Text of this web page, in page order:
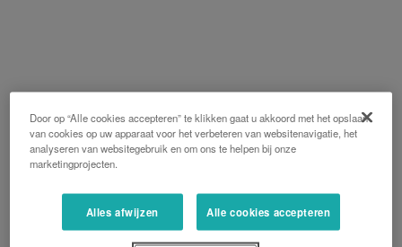
Door op “Alle cookies accepteren” te klikken gaat u akkoord met het opslaan
van cookies op uw apparaat voor het verbeteren van websitenavigatie, het
analyseren van websitegebruik en om ons te helpen bij onze
marketingprojecten.
Alles afwijzen Alle cookies accepteren